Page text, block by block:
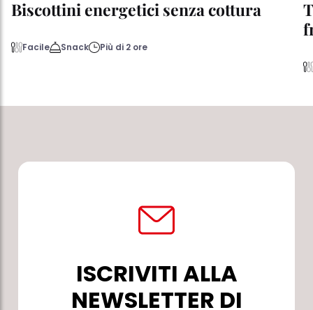
Biscottini energetici senza cottura
Facile Snack Più di 2 ore
ISCRIVITI ALLA
NEWSLETTER DI